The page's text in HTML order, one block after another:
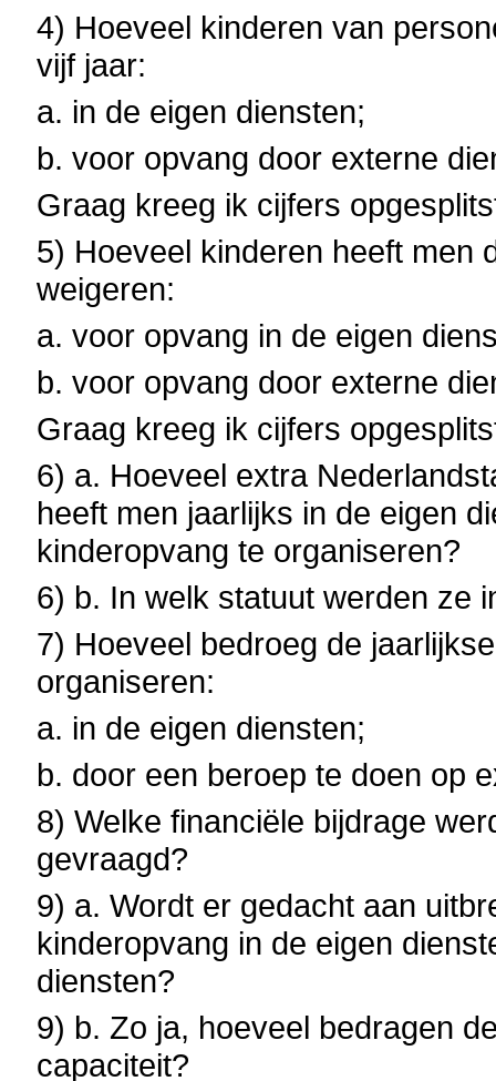
4) Hoeveel kinderen van
vijf jaar:
a. in de eigen diensten;
b. voor opvang door externe
Graag kreeg ik cijfers
5) Hoeveel kinderen heeft men
weigeren:
a. voor opvang in de eigen
b. voor opvang door externe
Graag kreeg ik cijfers
6) a. Hoeveel extra
heeft men jaarlijks in de eigen
kinderopvang te organiseren?
6) b. In welk statuut werden ze
7) Hoeveel bedroeg de
organiseren:
a. in de eigen diensten;
b. door een beroep te doen op
8) Welke financiële bijdrage
gevraagd?
9) a. Wordt er gedacht aan
kinderopvang in de eigen
diensten?
9) b. Zo ja, hoeveel bedragen
capaciteit?